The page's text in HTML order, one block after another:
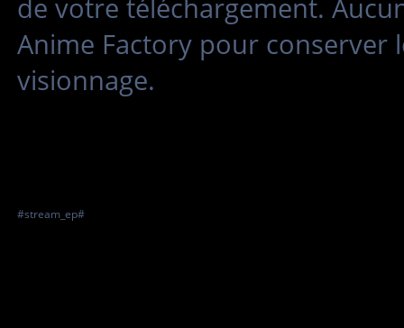
de votre téléchargement.
Anime Factory pour conserver
visionnage.
#stream_ep#